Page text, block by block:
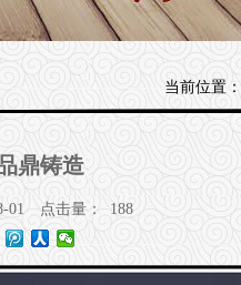
当前位置：
鼎铸造
01 点击量： 188